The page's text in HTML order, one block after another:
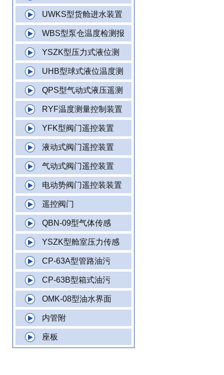
UWKS型货舱进水装置
WBS型泵仓温度检测报
YSZK型压力式液位测
UHB型球式液位温度测
QPS型气动式液压遥测
RYF温度测量控制装置
YFK型阀门遥控装置
液动式阀门遥控装置
气动式阀门遥控装置
电动势阀门遥控装装置
遥控阀门
QBN-09型气体传感
YSZK型舱室压力传感
CP-63A型管路油污
CP-63B型箱式油污
OMK-08型油水界面
内管附
座板